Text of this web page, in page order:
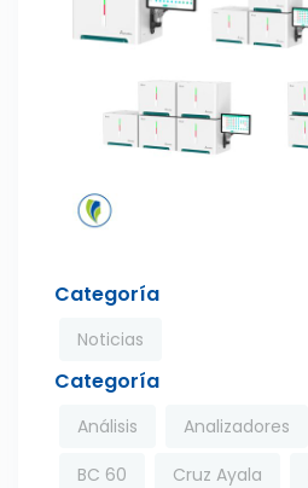
Categoría
Noticias
Categoría
Análisis Analizadores
BC 60
Cruz Ayala